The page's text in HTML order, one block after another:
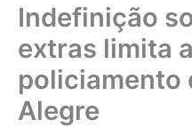
Indefinição
extras limita
policiamento
Alegre